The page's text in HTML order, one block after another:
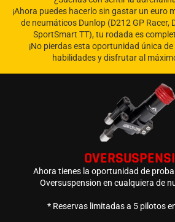
¡Ahora puedes hacerlo sin gastar un euro
de neumáticos Dunlop (D212 GP Racer,
SportSmart TT), tu rodada es
¡No pierdas esta oportunidad única
habilidades y disfrutar al
Ahora tienes la oportunidad de
Oversuspension en cualquiera de
* Reservas limitadas a 5 pilotos